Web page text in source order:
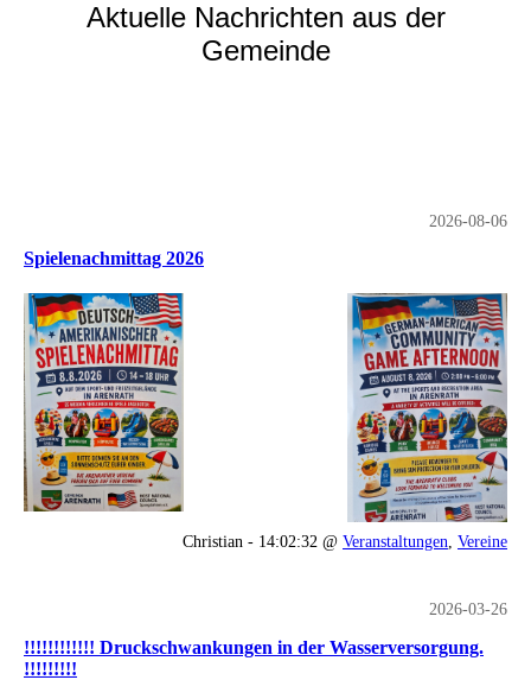
Aktuelle Nachrichten aus der
Gemeinde
2026-08-06
Spielenachmittag 2026
Christian - 14:02:32 @ Veranstaltungen, Vereine
2026-03-26
!!!!!!!!!!!! Druckschwankungen in der Wasserversorgung.
!!!!!!!!!